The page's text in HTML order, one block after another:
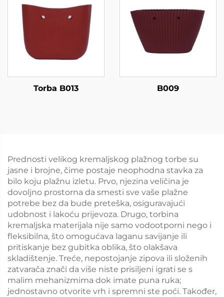
Torba B013 B009
Prednosti velikog kremaljskog plažnog torbe su
jasne i brojne, čime postaje neophodna stavka za
bilo koju plažnu izletu. Prvo, njezina veličina je
dovoljno prostorna da smesti sve vaše plažne
potrebe bez da bude preteška, osiguravajući
udobnost i lakoću prijevoza. Drugo, torbina
kremaljska materijala nije samo vodootporni nego i
fleksibilna, što omogućava laganu savijanje ili
pritiskanje bez gubitka oblika, što olakšava
skladištenje. Treće, nepostojanje zipova ili složenih
zatvarača znači da više niste prisiljeni igrati se s
malim mehanizmima dok imate puna ruka;
jednostavno otvorite vrh i spremni ste poći. Također,